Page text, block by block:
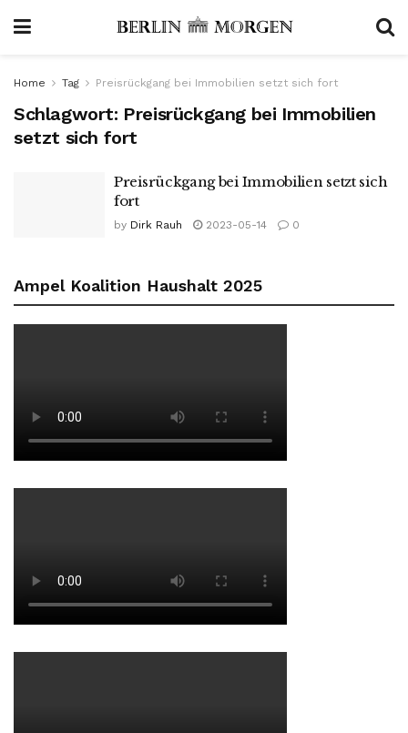
Home Tag Preisrückgang bei Immobilien setzt sich fort
Schlagwort: Preisrückgang bei Immobilien
setzt sich fort
Preisrückgang bei Immobilien setzt sich
fort
by Dirk Rauh 2023-05-14 0
Ampel Koalition Haushalt 2025